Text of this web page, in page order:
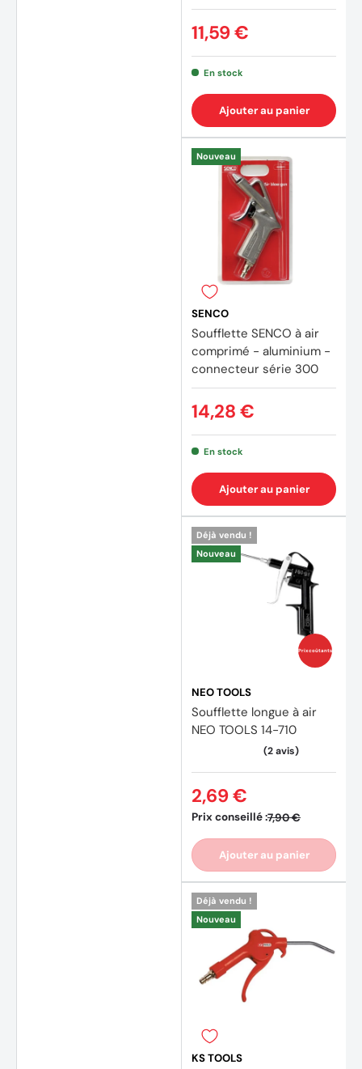
11,59 €
En stock
Ajouter au panier
Nouveau
SENCO
Soufflette SENCO à air
comprimé - aluminium -
connecteur série 300
14,28 €
En stock
Ajouter au panier
Prix coûtants
Déjà vendu !
Nouveau
NEO TOOLS
Soufflette longue à air
NEO TOOLS 14-710
Prix conseillé :7,90 €
2,69 €
Ajouter au panier
Déjà vendu !
Nouveau
KS TOOLS